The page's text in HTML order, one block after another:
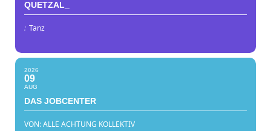
QUETZAL_
: Tanz
2026
09
AUG
DAS JOBCENTER
VON: ALLE ACHTUNG KOLLEKTIV